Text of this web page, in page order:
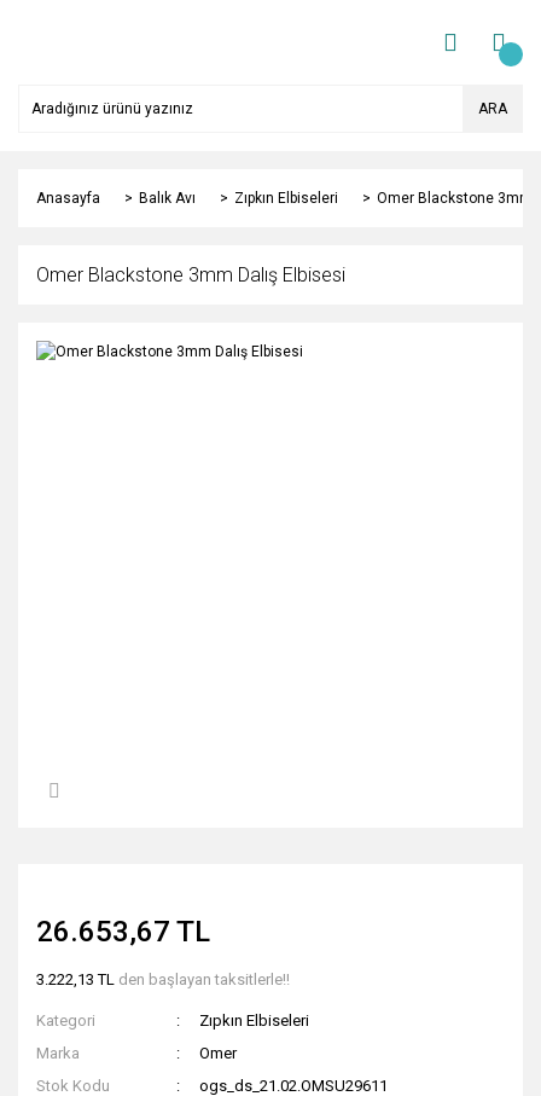
ARA
Anasayfa Balık Avı Zıpkın Elbiseleri Omer Blackstone 3mm
Omer Blackstone 3mm Dalış Elbisesi
26.653,67 TL
3.222,13 TL den başlayan taksitlerle!!
Kategori
Zıpkın Elbiseleri
Marka
Omer
Stok Kodu
ogs_ds_21.02.OMSU29611